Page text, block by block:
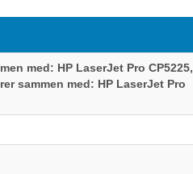
med: HP LaserJet Pro CP5225,
sammen med: HP LaserJet Pro